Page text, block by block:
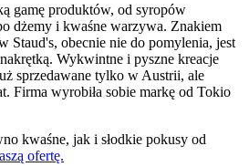
gamę produktów, od syropów
dżemy i kwaśne warzywa. Znakiem
Staud's, obecnie nie do pomylenia, jest
Wykwintne i pyszne kreacje
sprzedawane tylko w Austrii, ale
Firma wyrobiła sobie markę od Tokio
kwaśne, jak i słodkie pokusy od
ofertę.